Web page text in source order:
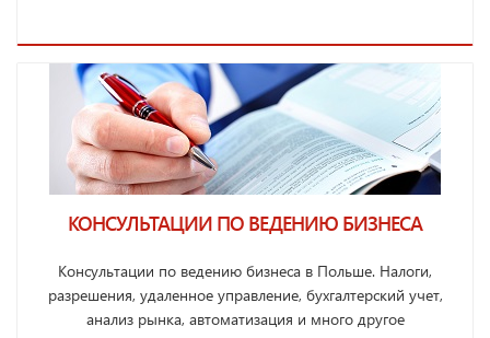
КОНСУЛЬТАЦИИ ПО ВЕДЕНИЮ БИЗНЕСА
Консультации по ведению бизнеса в Польше. Налоги,
разрешения, удаленное управление, бухгалтерский учет,
анализ рынка, автоматизация и много другое